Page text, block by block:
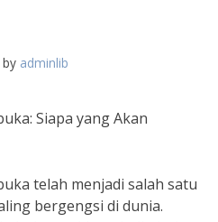
by adminlib
Siapa yang Akan
telah menjadi salah satu
bergengsi di dunia.